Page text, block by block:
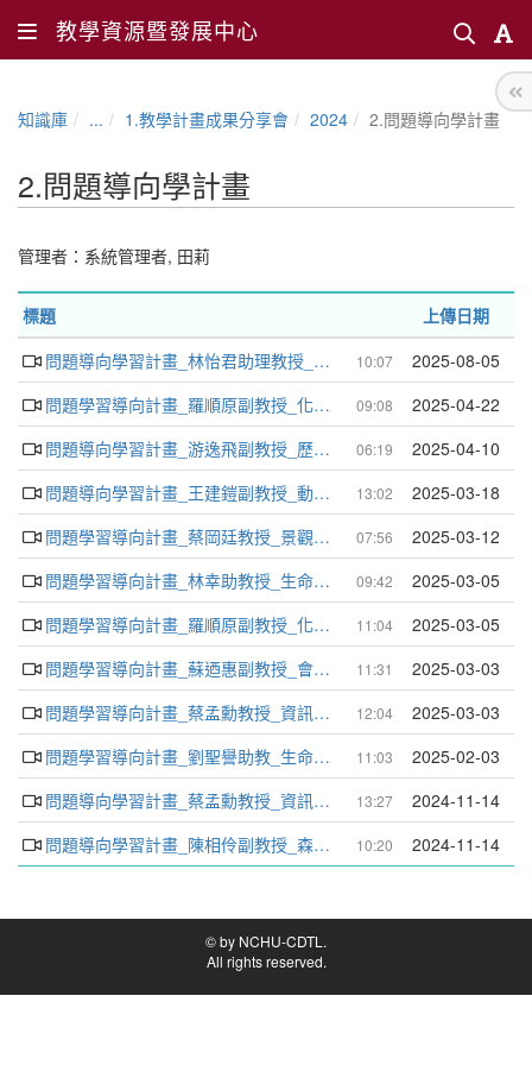
教學資源暨發展中心
知識庫 ... 1.教學計畫成果分享會 2024 2.問題導向學計畫
2.問題導向學計畫
管理者： 系統管理者, 田莉
標題 上傳日期
10:07
問題導向學習計畫_林怡君助理教授_動物科學系 2025-08-05
09:08
問題學習導向計畫_羅順原副教授_化學系_有機化學 2025-04-22
06:19
問題導向學習計畫_游逸飛副教授_歷史學系 2025-04-10
13:02
問題導向學習計畫_王建鎧副教授_動物科學系 2025-03-18
07:56
問題學習導向計畫_蔡岡廷教授_景觀與遊憩學士學位學程 2025-03-12
09:42
問題學習導向計畫_林幸助教授_生命科學系 2025-03-05
11:04
問題學習導向計畫_羅順原副教授_化學系_有機化學(二) 2025-03-05
11:31
問題學習導向計畫_蘇迺惠副教授_會計學系 2025-03-03
12:04
問題學習導向計畫_蔡孟勳教授_資訊管理學系 2025-03-03
11:03
問題學習導向計畫_劉聖譽助教_生命科學系 2025-02-03
13:27
問題導向學習計畫_蔡孟勳教授_資訊管理學系 2024-11-14
10:20
問題導向學習計畫_陳相伶副教授_森林學系 2024-11-14
© by NCHU-CDTL.
All rights reserved.